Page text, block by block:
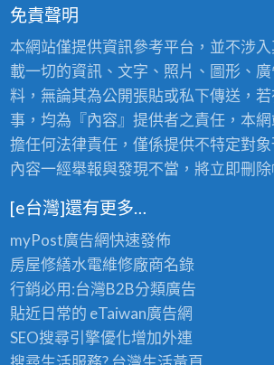
免責聲明
本網站僅提供資訊參考平台，並不涉
載一切的資訊、文字、照片、圖形、
料，無論其為公開張貼或私下傳送，
事，均為『內容』提供者之責任，本
擔任何法律責任，僅係提供不特定對
內容一經舉報與發現不當，將立即刪除
[e台灣]還有更多…
myPost廣告網快速發佈
房屋修繕水電維修廠商名錄
行銷必用:台灣B2B分類廣告
貼近日常的 eTaiwan廣告網
SEO搜尋引擎優化增加外連